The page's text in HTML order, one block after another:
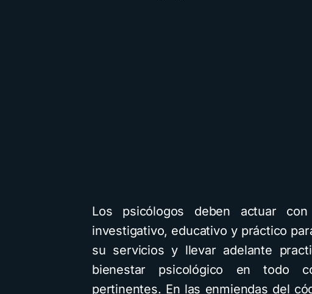
Los psicólogos deben actuar
investigativo, educativo y práctico
su servicios y llevar adelante
bienestar psicológico en todo
pertinentes. En las enmiendas del